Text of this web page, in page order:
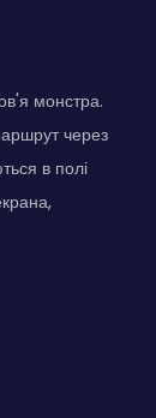
монстра.
через
в полі